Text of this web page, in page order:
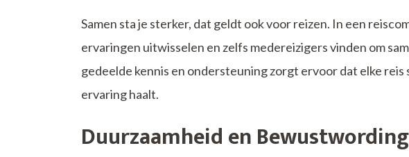
Samen sta je sterker, dat geldt ook voor reizen. In een
ervaringen uitwisselen en zelfs medereizigers vinden om
gedeelde kennis en ondersteuning zorgt ervoor dat elke
ervaring haalt.
Duurzaamheid en Bewustwording